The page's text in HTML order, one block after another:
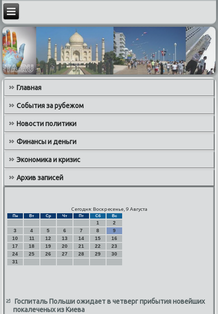
Главная
События за рубежом
Новости политики
Финансы и деньги
Экономика и кризис
Архив записей
Сегодня: Воскресенье, 9 Августа
Пн Вт Ср Чт Пт Сб Вс
1
2
3
4 5 6 7 8
9
10
11 12 13 14 15
16
17
18 19 20 21 22
23
24
25 26 27 28 29
30
31
Госпиталь Польши ожидает в четверг прибытия новейших
покалеченых из Киева